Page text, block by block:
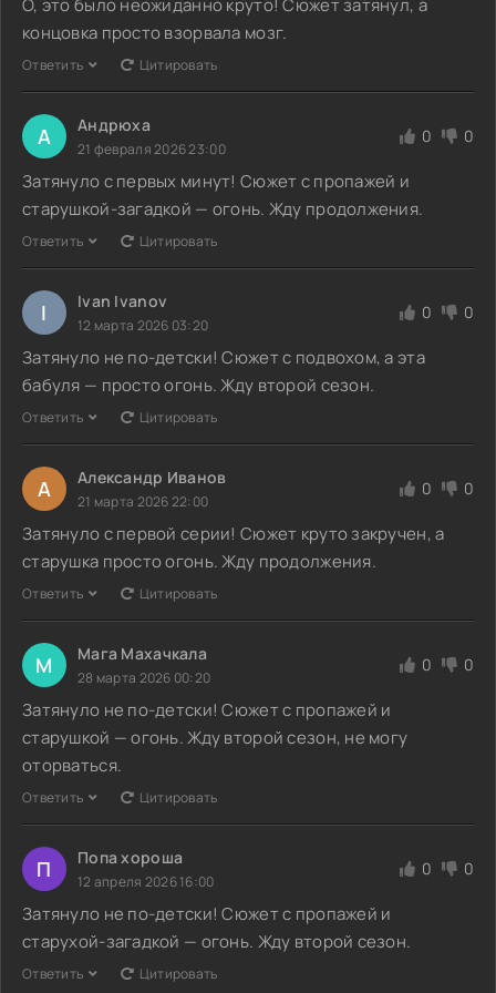
О, это было неожиданно круто! Сюжет затянул, а
концовка просто взорвала мозг.
Ответить Цитировать
А Андрюха
21 февраля 2026 23:00
0 0
Затянуло с первых минут! Сюжет с пропажей и
старушкой-загадкой — огонь. Жду продолжения.
Ответить Цитировать
I Ivan Ivanov
12 марта 2026 03:20
0 0
Затянуло не по-детски! Сюжет с подвохом, а эта
бабуля — просто огонь. Жду второй сезон.
Ответить Цитировать
А Александр Иванов
21 марта 2026 22:00
0 0
Затянуло с первой серии! Сюжет круто закручен, а
старушка просто огонь. Жду продолжения.
Ответить Цитировать
М Мага Махачкала
28 марта 2026 00:20
0 0
Затянуло не по-детски! Сюжет с пропажей и
старушкой — огонь. Жду второй сезон, не могу
оторваться.
Ответить Цитировать
П Попа хороша
12 апреля 2026 16:00
0 0
Затянуло не по-детски! Сюжет с пропажей и
старухой-загадкой — огонь. Жду второй сезон.
Ответить Цитировать